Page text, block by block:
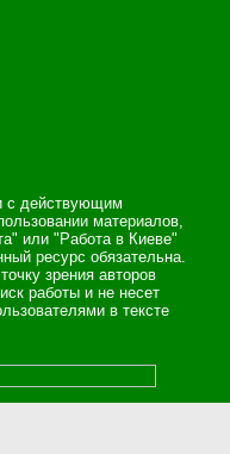
с действующим
материалов,
или "Работа в Киеве"
ресурс обязательна.
зрения авторов
работы и не несет
в тексте